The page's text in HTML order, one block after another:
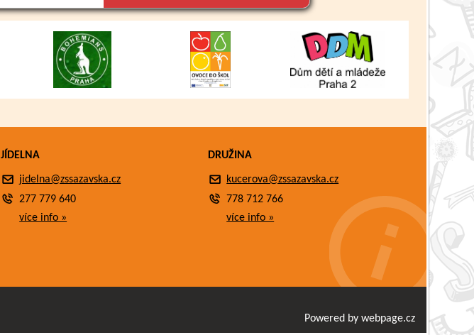
JÍDELNA
jidelna@zssazavska.cz
277 779 640
více info »
DRUŽINA
kucerova@zssazavska.cz
778 712 766
více info »
Powered by webpage.cz